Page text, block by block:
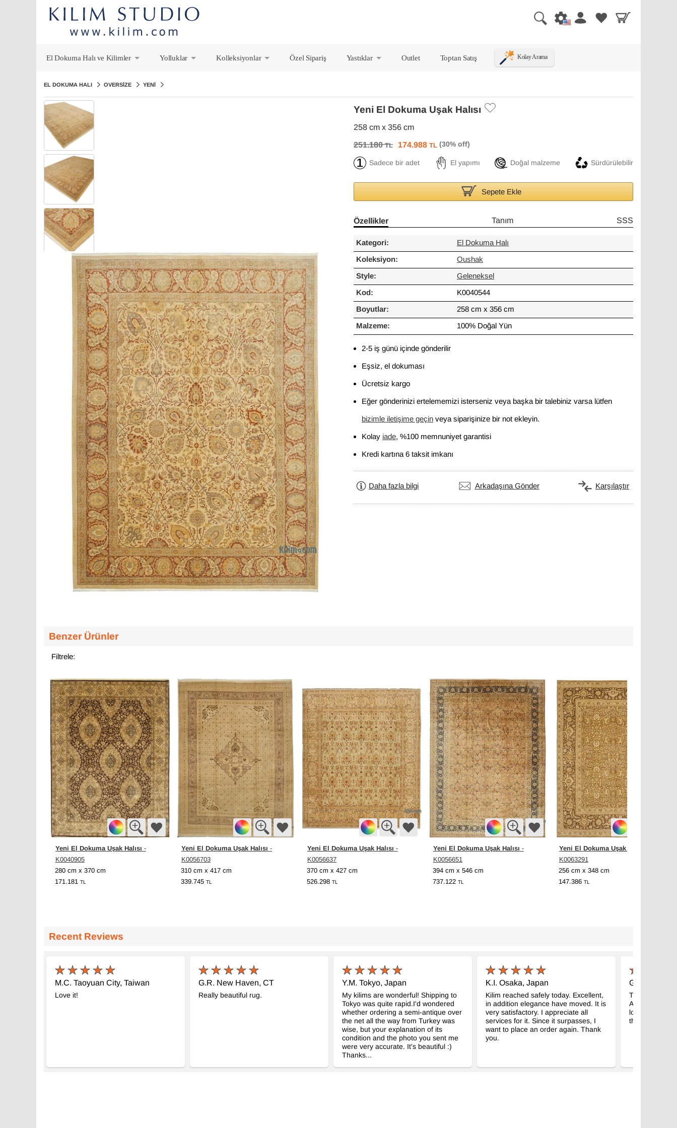
El Dokuma Halı ve Kilimler
Yolluklar
Kolleksiyonlar
Özel Sipariş
Yastıklar Outlet Toptan Satış Kolay Arama
EL DOKUMA HALI OVERSIZE YENI
Yeni El Dokuma Uşak Halısı
258 cm x 356 cm
251.180TL 174.988 TL
Sadece bir adet El yapımı Doğal malzeme Sürdürülebilir
Sepete Ekle
Özellikler Tanım SSS
Kategori: El Dokuma Halı
Koleksiyon: Oushak
Style: Geleneksel
Kod: K0040544
Boyutlar: 258 cm x 356 cm
Malzeme: 100% Doğal Yün
2-5 iş günü içinde gönderilir
Eşsiz, el dokuması
Ücretsiz kargo
Eğer gönderinizi ertelememizi isterseniz veya başka bir talebiniz varsa lütfen
bizimle iletişime geçin veya siparişinize bir not ekleyin.
Kolay iade, %100 memnuniyet garantisi
Kredi kartına 6 taksit imkanı
Daha fazla bilgi Arkadaşına Gönder Karşılaştır
Benzer Ürünler
Filtrele:
Yeni El Dokuma Uşak Halısı -
K0040905
280 cm x 370 cm
171.181 TL
Yeni El Dokuma Uşak Halısı -
K0056703
310 cm x 417 cm
339.745 TL
Yeni El Dokuma Uşak Halısı -
K0056637
370 cm x 427 cm
526.298 TL
Yeni El Dokuma Uşak Halısı -
K0056651
394 cm x 546 cm
737.122 TL
Yeni El Dokuma Uşak Halısı
K0063291
256 cm x 348 cm
147.386 TL
Recent Reviews
M.C. Taoyuan City, Taiwan
Love it!
G.R. New Haven, CT
Really beautiful rug.
Y.M. Tokyo, Japan
My kilims are wonderful! Shipping to
Tokyo was quite rapid.I'd wondered
whether ordering a semi-antique over
the net all the way from Turkey was
wise, but your explanation of its
condition and the photo you sent me
were very accurate. It's beautiful :)
Thanks...
K.I. Osaka, Japan
Kilim reached safely today. Excellent,
in addition elegance have moved. It is
very satisfactory. I appreciate all
services for it. Since it surpasses, I
want to place an order again. Thank
you.
G.G.
The rug
Already
looks great!
the great